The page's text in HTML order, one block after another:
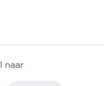
naar